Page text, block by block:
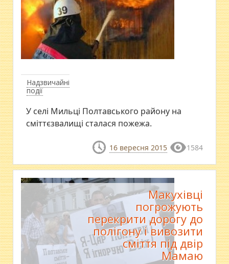
Надзвичайні
події
У селі Мильці Полтавського району на
сміттєзвалищі сталася пожежа.
16 вересня 2015 1584
Макухівці
погрожують
перекрити дорогу до
полігону і вивозити
сміття під двір
Мамаю